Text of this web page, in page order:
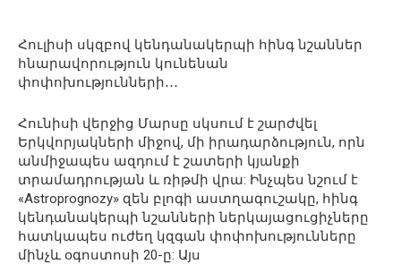
Հուլիսի սկզբով կենդանակերպի հինգ նշաններ
հնարավորություն կունենան
փոփոխությունների․․․
Հունիսի վերջից Մարսը սկսում է շարժվել
Երկվորյակների միջով, մի իրադարձություն, որն
անմիջապես ազդում է շատերի կյանքի
տրամադրության և ռիթմի վրա: Ինչպես նշում է
«Astroprognozy» զեն բլոգի աստղագուշակը, հինգ
կենդանակերպի նշանների ներկայացուցիչները
հատկապես ուժեղ կզգան փոփոխությունները
մինչև օգոստոսի 20-ը: Այս